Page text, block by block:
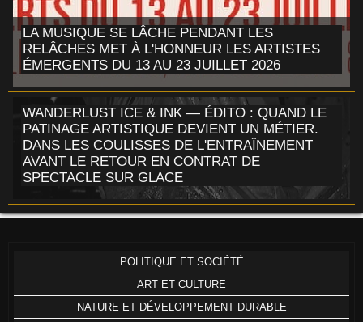
LA MUSIQUE SE LÂCHE PENDANT LES
RELÂCHES MET À L'HONNEUR LES ARTISTES
ÉMERGENTS DU 13 AU 23 JUILLET 2026
WANDERLUST ICE & INK — ÉDITO : QUAND LE
PATINAGE ARTISTIQUE DEVIENT UN MÉTIER.
DANS LES COULISSES DE L'ENTRAÎNEMENT
AVANT LE RETOUR EN CONTRAT DE
SPECTACLE SUR GLACE
POLITIQUE ET SOCIÉTÉ
ART ET CULTURE
NATURE ET DÉVELOPPEMENT DURABLE